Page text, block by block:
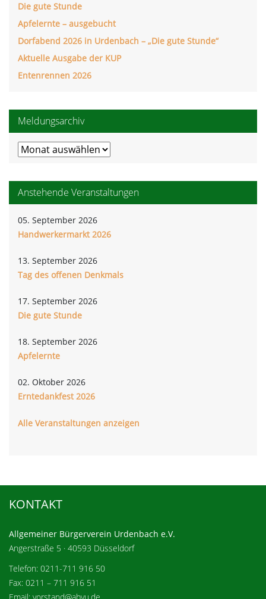
Die gute Stunde
Apfelernte – ausgebucht
Dorfabend 2026 in Urdenbach – „Die gute Stunde“
Aktuelle Ausgabe der KUP
Entenrennen 2026
Meldungsarchiv
Meldungsarchiv
Anstehende Veranstaltungen
05. September 2026
Handwerkermarkt 2026
13. September 2026
Tag des offenen Denkmals
17. September 2026
Die gute Stunde
18. September 2026
Apfelernte
02. Oktober 2026
Erntedankfest 2026
Alle Veranstaltungen anzeigen
KONTAKT
Allgemeiner Bürgerverein Urdenbach e.V.
Angerstraße 5 · 40593 Düsseldorf
Telefon: 0211-711 916 50
Fax: 0211 – 711 916 51